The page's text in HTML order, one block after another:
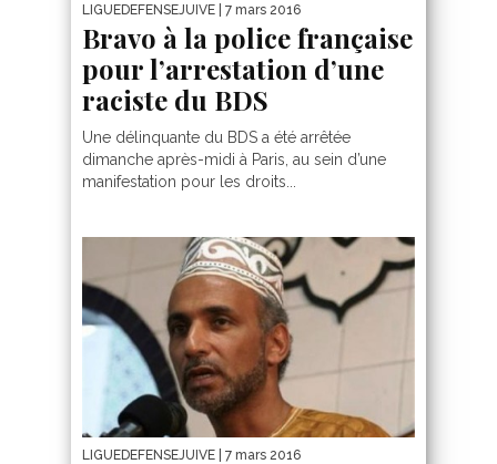
LIGUEDEFENSEJUIVE | 7 mars 2016
Bravo à la police française
pour l’arrestation d’une
raciste du BDS
Une délinquante du BDS a été arrêtée
dimanche après-midi à Paris, au sein d’une
manifestation pour les droits...
LIGUEDEFENSEJUIVE | 7 mars 2016